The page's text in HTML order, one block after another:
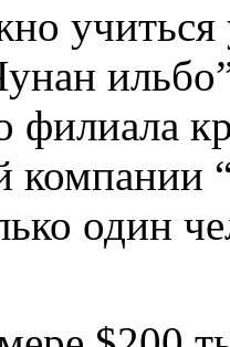
учиться
филиала
один